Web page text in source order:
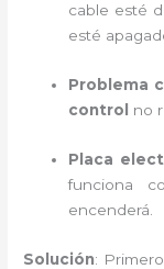
cable esté
esté
Problema
control
no
Placa
funciona
encenderá.
Solución: